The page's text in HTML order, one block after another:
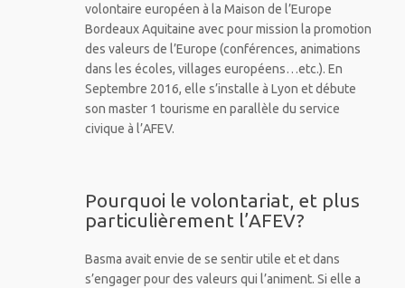
volontaire européen à la Maison de l’Europe
Bordeaux Aquitaine avec pour mission la promotion
des valeurs de l’Europe (conférences, animations
dans les écoles, villages européens…etc.). En
Septembre 2016, elle s’installe à Lyon et débute
son master 1 tourisme en parallèle du service
civique à l’AFEV.
Pourquoi le volontariat, et plus
particulièrement l’AFEV?
Basma avait envie de se sentir utile et et dans
s’engager pour des valeurs qui l’animent. Si elle a